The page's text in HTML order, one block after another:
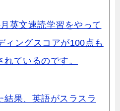
英文速読学習をやって
ィングスコアが100点も
ているのです。
結果、英語がスラスラ